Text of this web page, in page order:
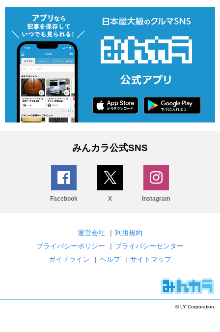
みんカラ公式SNS
Facebook X Instagram
運営会社 | 利用規約
プライバシーポリシー
| プライバシーセンター
ガイドライン
| ヘルプ | サイトマップ
© LY Corporation